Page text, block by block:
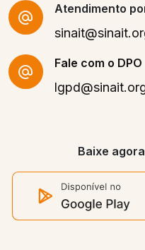
Atendimento
Fale com o DPO
Baixe